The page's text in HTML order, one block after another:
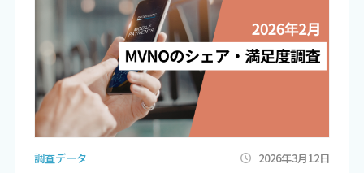
調査データ 2026年3月12日